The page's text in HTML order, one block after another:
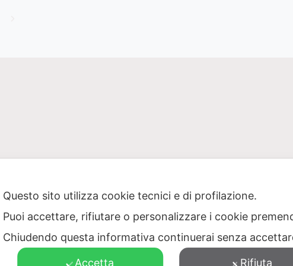
Regione Puglia per il servizio di gestione dei rifiuti – Via Delle
CF 93473040728 – PEC: protocollo@pec.ager.puglia.it – TEL:
Questo sito utilizza cookie tecnici e di profilazione.
Puoi accettare, rifiutare o personalizzare i cookie
Chiudendo questa informativa continuerai senza
Accetta Rifiuta